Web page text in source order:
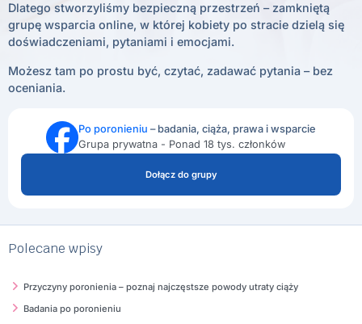
Dlatego stworzyliśmy bezpieczną przestrzeń – zamkniętą
grupę wsparcia online, w której kobiety po stracie dzielą się
doświadczeniami, pytaniami i emocjami.
Możesz tam po prostu być, czytać, zadawać pytania – bez
oceniania.
Po poronieniu – badania, ciąża, prawa i wsparcie
Grupa prywatna - Ponad 18 tys. członków
Dołącz do grupy
Polecane wpisy
Przyczyny poronienia – poznaj najczęstsze powody utraty ciąży
Badania po poronieniu